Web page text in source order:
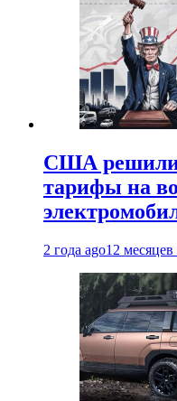
США решили
тарифы на
2 года ago12 месяцев